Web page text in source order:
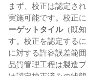
まず、校正は認定さ
実施可能です。校正
ーゲットタイル（既
す。校正を認定する
に対する許容誤差範
品質管理工程は製造